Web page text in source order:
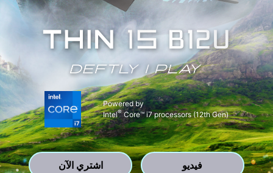
Powered by
Intel®Core™ i7 processors (12th Gen)
اشتري الآن فيديو